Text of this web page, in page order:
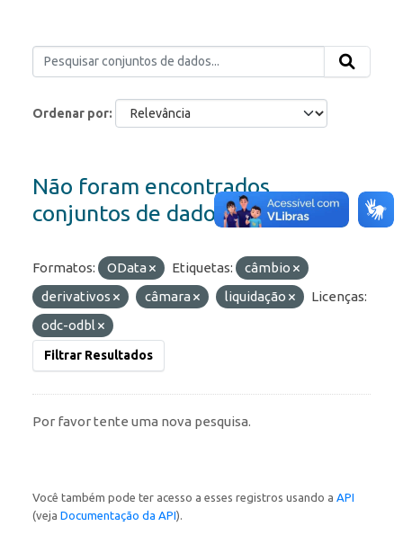
Ordenar por
Não foram encontrados
conjuntos de dados
Formatos: OData Etiquetas:
câmbio
derivativos
câmara liquidação
Licenças:
odc-odbl
Filtrar Resultados
Por favor tente uma nova pesquisa.
Você também pode ter acesso a esses registros usando a API
(veja Documentação da API).